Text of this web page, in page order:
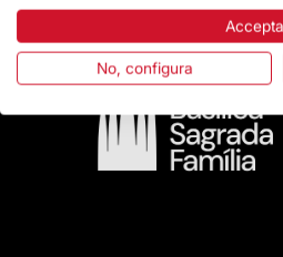
No, configura